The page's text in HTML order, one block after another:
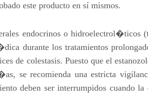
este producto en sí mismos.
endocrinos o hidroelectrol�ticos
durante los tratamientos
de colestasis. Puesto que el
se recomienda una estricta
deben ser interrumpidos cuando